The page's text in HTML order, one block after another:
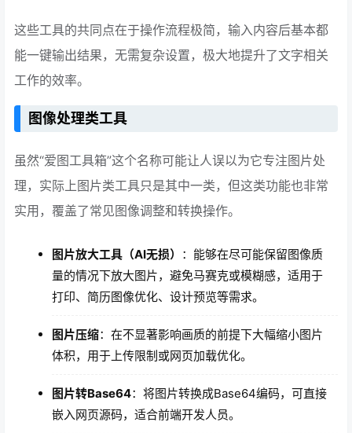
这些工具的共同点在于操作流程极简，输入内容后基本都
能一键输出结果，无需复杂设置，极大地提升了文字相关
工作的效率。
图像处理类工具
虽然“爱图工具箱”这个名称可能让人误以为它专注图片处
理，实际上图片类工具只是其中一类，但这类功能也非常
实用，覆盖了常见图像调整和转换操作。
图片放大工具（AI无损）
：能够在尽可能保留图像质
量的情况下放大图片，避免马赛克或模糊感，适用于
打印、简历图像优化、设计预览等需求。
图片压缩：在不显著影响画质的前提下大幅缩小图片
体积，用于上传限制或网页加载优化。
图片转Base64：将图片转换成Base64编码，可直接
嵌入网页源码，适合前端开发人员。